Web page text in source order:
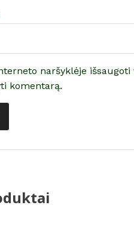
naršyklėje
komentarą.